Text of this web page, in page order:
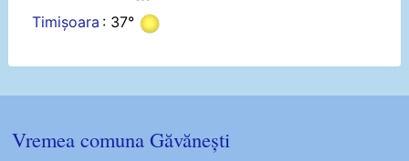
Timișoara : 37°
Vremea comuna Găvănești